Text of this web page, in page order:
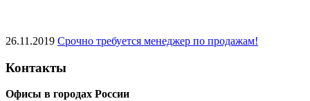
26.11.2019 Срочно требуется менеджер по продажам!
Контакты
Офисы в городах России